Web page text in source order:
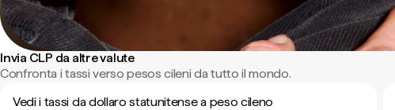
Invia CLP da altre valute
Confronta i tassi verso pesos cileni da tutto il mondo.
Vedi i tassi da dollaro statunitense a peso cileno